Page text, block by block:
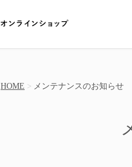
HOME メンテナンスのお知らせ